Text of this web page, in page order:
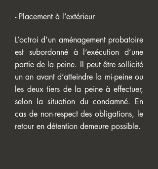
- Placement à l’extérieur
L’octroi d’un aménagement probatoire
est subordonné à l’exécution d’une
partie de la peine. Il peut être sollicité
un an avant d’atteindre la mi-peine ou
les deux tiers de la peine à effectuer,
selon la situation du condamné. En
cas de non-respect des obligations, le
retour en détention demeure possible.